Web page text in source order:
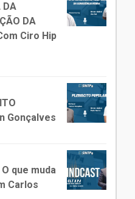
DA
DA
Ciro Hip
Gonçalves
que muda
Carlos